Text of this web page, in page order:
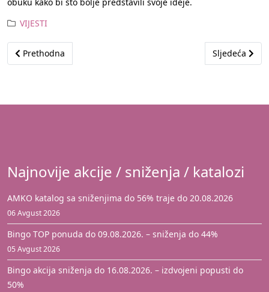
VIJESTI
Prethodni članak: Kataloncima u Sarajevu ponuđeni konkretni
Prethodna Sljedeći
Sljedeća
Najnovije akcije / sniženja / katalozi
AMKO katalog sa sniženjima do 56% traje do 20.08.2026
06 Avgust 2026
Bingo TOP ponuda do 09.08.2026. – sniženja do 44%
05 Avgust 2026
Bingo akcija sniženja do 16.08.2026. – izdvojeni popusti do
50%